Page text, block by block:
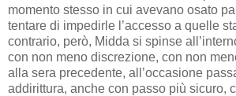
momento stesso in cui avevano osato
tentare di impedirle l’accesso a quelle
contrario, però, Midda si spinse
con non meno discrezione, con non
alla sera precedente, all’occasione
addirittura, anche con passo più sicuro,